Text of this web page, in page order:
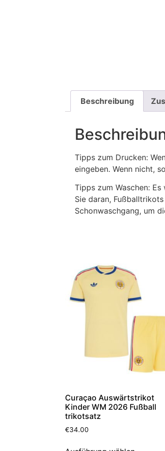
Beschreibung
Tipps zum Drucken:
eingeben. Wenn nicht,
Tipps zum Waschen:
Sie daran,
Schonwaschgang, um
Curaçao Auswärtstrikot
Kinder WM 2026 Fußball
trikotsatz
€34.00